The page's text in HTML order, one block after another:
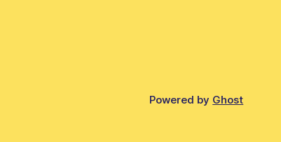
Powered by Ghost